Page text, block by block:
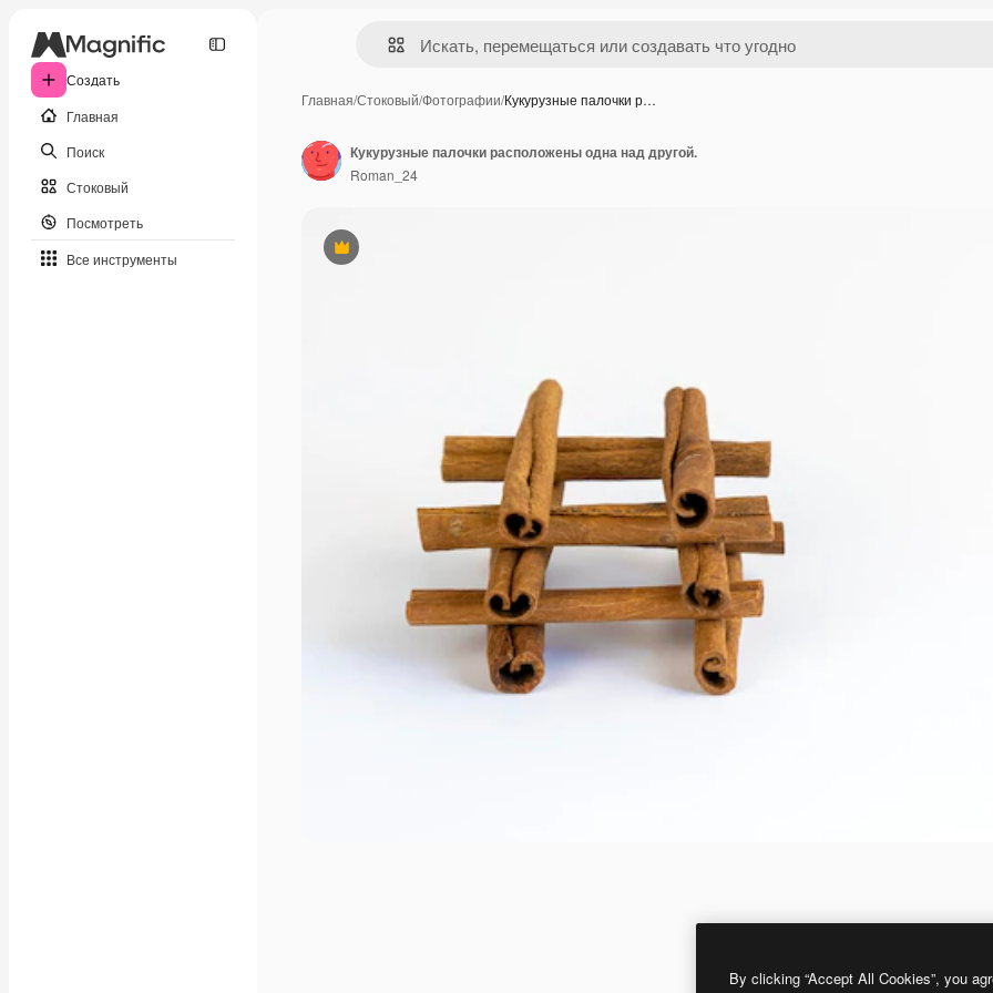
Создать
Главная
Поиск
Стоковый
Посмотреть
Все инструменты
Главная/Стоковый/Фотографии/Кукурузные палочки р…
Премиум
Кукурузные палочки расположены одна над другой.
Roman_24
By clicking “Accept All Cookies”, you